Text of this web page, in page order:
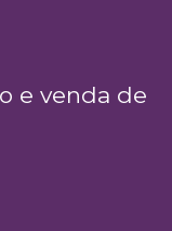
e venda de